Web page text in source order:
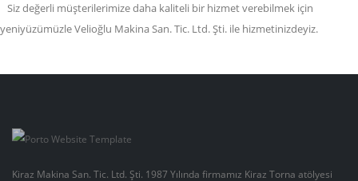
Siz değerli müşterilerimize daha kaliteli bir hizmet verebilmek için
yeniyüzümüzle Velioğlu Makina San. Tic. Ltd. Şti. ile hizmetinizdeyiz.
Kiraz Makina San. Tic. Ltd. Şti. 1987 Yılında firmamız Kiraz Torna atölyesi